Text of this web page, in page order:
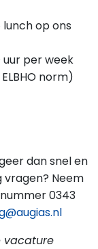
op ons
per week
norm)
dan snel en
vragen? Neem
0343
vacature